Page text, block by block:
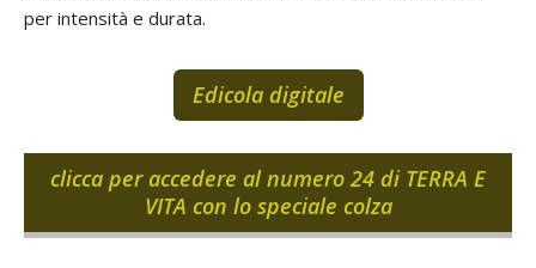
per intensità e durata.
Edicola digitale
clicca per accedere al numero 24 di TERRA E
VITA con lo speciale colza